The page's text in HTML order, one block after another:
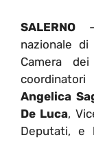
SALERNO –
nazionale
Camera
coordinatori
Angelica
De Luca,
Deputati, e